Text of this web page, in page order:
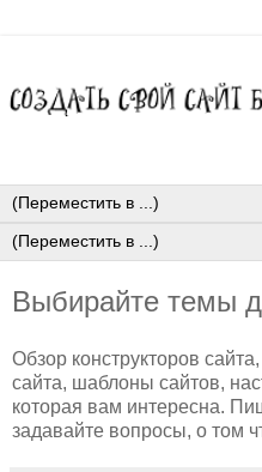
Выбирайте темы
Обзор конструкторов
сайта, шаблоны сайтов,
которая вам интересна.
задавайте вопросы, о том